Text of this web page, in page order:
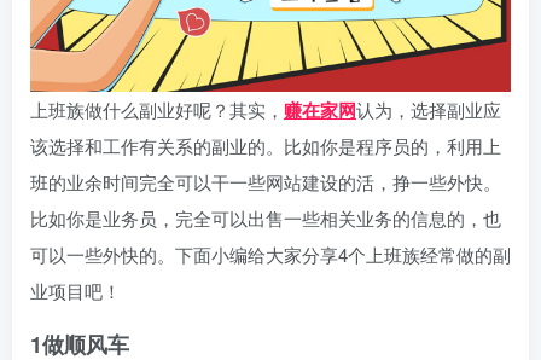
上班族做什么副业好呢？其实， 赚在家网认为，选择副业应
该选择和工作有关系的副业的。比如你是程序员的，利用上
班的业余时间完全可以干一些网站建设的活，挣一些外快。
比如你是业务员，完全可以出售一些相关业务的信息的，也
可以一些外快的。下面小编给大家分享4个上班族经常做的副
业项目吧！
1做顺风车